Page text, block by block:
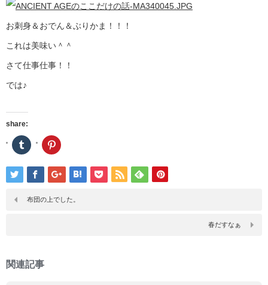
お刺身＆おでん＆ぶりかま！！！
これは美味い＾＾
さて仕事仕事！！
では♪
share:
ク
リ
ク
し
て
で
共
ン
ド
ク
リ
ク
し
て
で
共
布団の上でした。
春だすなぁ
関連記事